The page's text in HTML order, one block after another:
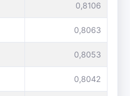
0,8106
0,8063
0,8053
0,8042